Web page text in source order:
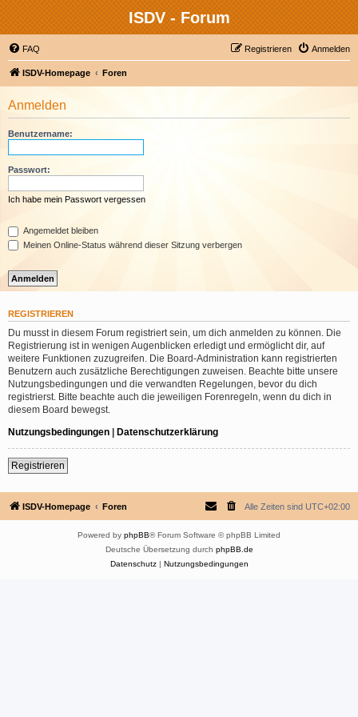
ISDV - Forum
FAQ Anmelden
Registrieren
ISDV-Homepage Foren
Anmelden
Benutzername:
Passwort:
Ich habe mein Passwort vergessen
Angemeldet bleiben
Meinen Online-Status während dieser Sitzung verbergen
REGISTRIEREN
Du musst in diesem Forum registriert sein, um dich anmelden zu können. Die
Registrierung ist in wenigen Augenblicken erledigt und ermöglicht dir, auf
weitere Funktionen zuzugreifen. Die Board-Administration kann registrierten
Benutzern auch zusätzliche Berechtigungen zuweisen. Beachte bitte unsere
Nutzungsbedingungen und die verwandten Regelungen, bevor du dich
registrierst. Bitte beachte auch die jeweiligen Forenregeln, wenn du dich in
diesem Board bewegst.
Nutzungsbedingungen | Datenschutzerklärung
Registrieren
ISDV-Homepage Foren Alle Zeiten sind UTC+02:00
Powered by phpBB® Forum Software © phpBB Limited
Deutsche Übersetzung durch phpBB.de
Datenschutz| Nutzungsbedingungen